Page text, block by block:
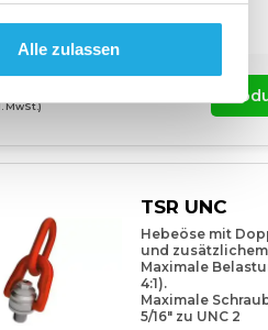
Alle zulassen
MwSt.)
TSR UNC
Hebeöse mit
und
Maximale
4:1).
Maximale
5/16″ zu UNC 2